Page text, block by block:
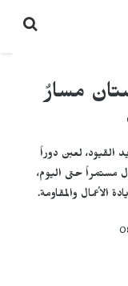
مسارٌ
القيود، لعبن دوراً
مستمراً حتى اليوم،
والمقاومة.